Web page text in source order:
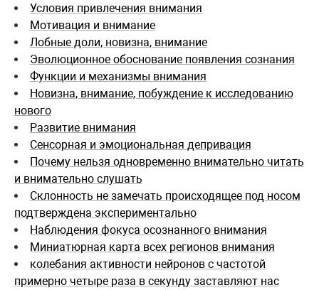
Условия привлечения внимания
Мотивация и внимание
Лобные доли, новизна, внимание
Эволюционное обоснование появления сознания
Функции и механизмы внимания
Новизна, внимание, побуждение к исследованию
нового
Развитие внимания
Сенсорная и эмоциональная депривация
Почему нельзя одновременно внимательно читать
и внимательно слушать
Cклонность не замечать происходящее под носом
подтверждена экспериментально
Наблюдения фокуса осознанного внимания
Миниатюрная карта всех регионов внимания
колебания активности нейронов с частотой
примерно четыре раза в секунду заставляют нас